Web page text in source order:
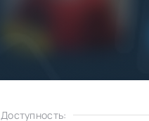
Доступность: